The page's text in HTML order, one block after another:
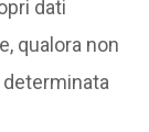
dati
qualora non